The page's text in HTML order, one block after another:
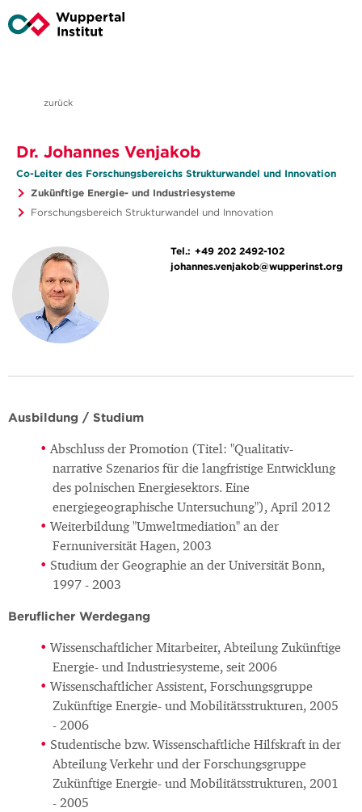
zurück
Dr. Johannes Venjakob
Co-Leiter des Forschungsbereichs Strukturwandel und Innovation
Zukünftige Energie- und Industriesysteme
Forschungsbereich Strukturwandel und Innovation
Tel.: +49 202 2492-102
johannes.venjakob@wupperinst.org
Ausbildung / Studium
Abschluss der Promotion (Titel: "Qualitativ-
narrative Szenarios für die langfristige Entwicklung
des polnischen Energiesektors. Eine
energiegeographische Untersuchung"), April 2012
Weiterbildung "Umweltmediation" an der
Fernuniversität Hagen, 2003
Studium der Geographie an der Universität Bonn,
1997 - 2003
Beruflicher Werdegang
Wissenschaftlicher Mitarbeiter, Abteilung Zukünftige
Energie- und Industriesysteme, seit 2006
Wissenschaftlicher Assistent, Forschungsgruppe
Zukünftige Energie- und Mobilitätsstrukturen, 2005
- 2006
Studentische bzw. Wissenschaftliche Hilfskraft in der
Abteilung Verkehr und der Forschungsgruppe
Zukünftige Energie- und Mobilitätsstrukturen, 2001
- 2005